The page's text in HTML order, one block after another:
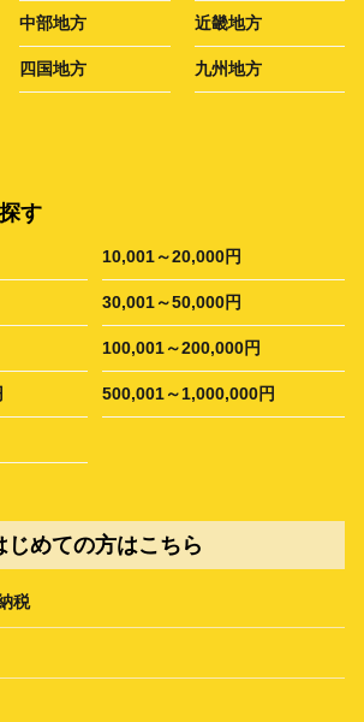
中部地方 近畿地方
四国地方 九州地方
す
10,001～20,000円
30,001～50,000円
100,001～200,000円
500,001～1,000,000円
じめての方はこちら
税